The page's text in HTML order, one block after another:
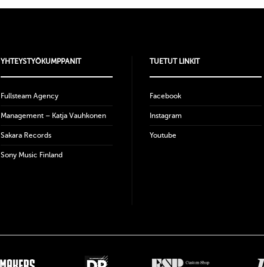
YHTEYSTYÖKUMPPANIT
Fullsteam Agency
Management – Katja Vauhkonen
Sakara Records
Sony Music Finland
TUETUT LINKIT
Facebook
Instagram
Youtube